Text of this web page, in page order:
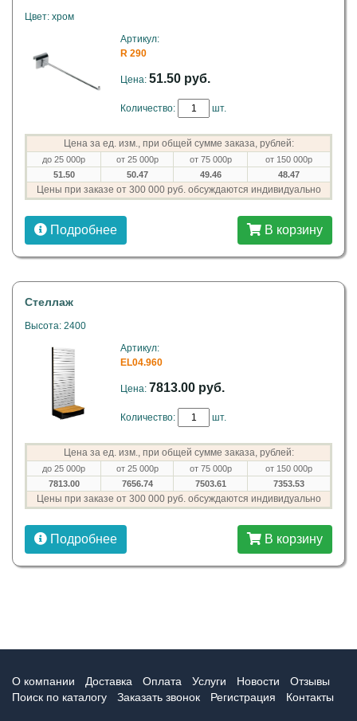
Цвет: хром
Артикул:
R 290
Цена: 51.50 руб.
Количество: шт.
Цена за ед. изм., при общей сумме заказа, рублей:
до 25 000р от 25 000р от 75 000р
от 150 000р
51.50
50.47 49.46 48.47
Цены при заказе от 300 000 руб. обсуждаются индивидуально
Подробнее В корзину
Стеллаж
Высота: 2400
Артикул:
EL04.960
Цена: 7813.00 руб.
Количество: шт.
Цена за ед. изм., при общей сумме заказа, рублей:
до 25 000р от 25 000р от 75 000р
от 150 000р
7813.00
7656.74 7503.61 7353.53
Цены при заказе от 300 000 руб. обсуждаются индивидуально
Подробнее В корзину
О компании Доставка Оплата Услуги Новости
Отзывы
Поиск по каталогу
Заказать звонок Регистрация Контакты